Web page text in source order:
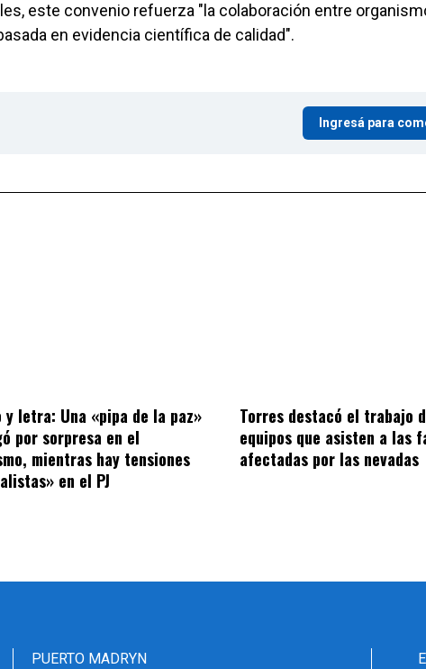
este convenio refuerza "la colaboración entre
en evidencia científica de calidad".
Ingresá para
y letra: Una «pipa de la paz»
por sorpresa en el
mientras hay tensiones
en el PJ
Torres destacó el trabajo
equipos que asisten a las
afectadas por las nevadas
PUERTO MADRYN